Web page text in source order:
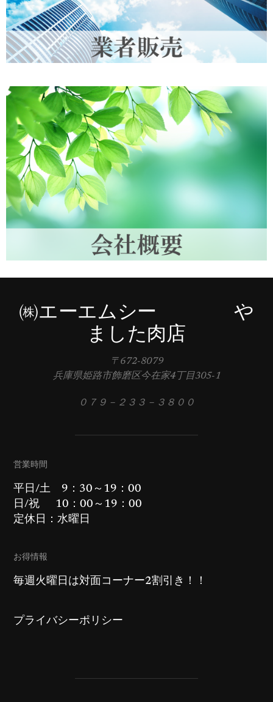
㈱エーエムシー や
ました肉店
〒672-8079
兵庫県姫路市飾磨区今在家4丁目305-1
０７９－２３３－３８００
営業時間
平日/土 9：30～19：00
日/祝 10：00～19：00
定休日：水曜日
お得情報
毎週火曜日は対面コーナー2割引き！！
プライバシーポリシー